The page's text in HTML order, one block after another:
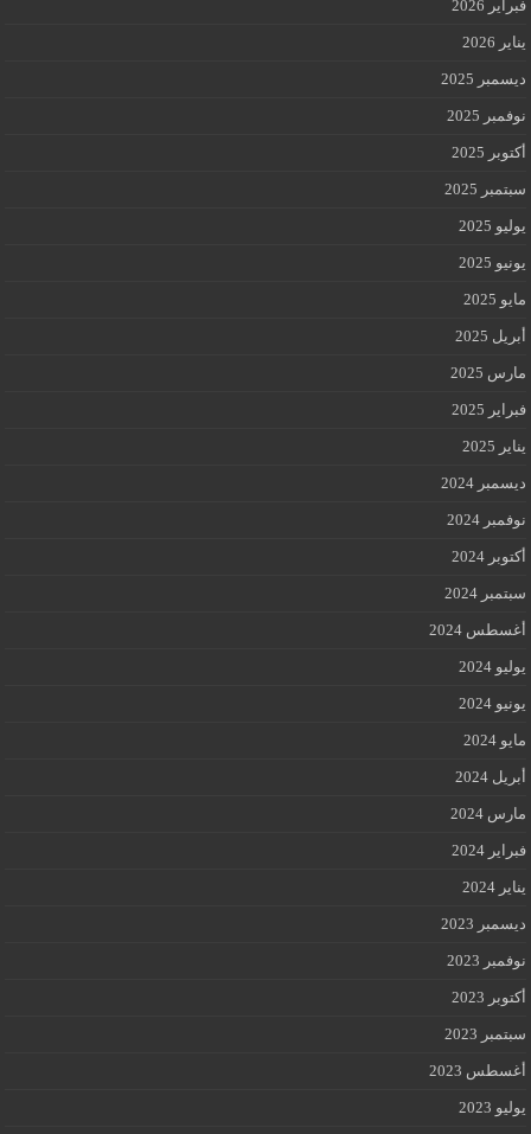
فبراير 2026
يناير 2026
ديسمبر 2025
نوفمبر 2025
أكتوبر 2025
سبتمبر 2025
يوليو 2025
يونيو 2025
مايو 2025
أبريل 2025
مارس 2025
فبراير 2025
يناير 2025
ديسمبر 2024
نوفمبر 2024
أكتوبر 2024
سبتمبر 2024
أغسطس 2024
يوليو 2024
يونيو 2024
مايو 2024
أبريل 2024
مارس 2024
فبراير 2024
يناير 2024
ديسمبر 2023
نوفمبر 2023
أكتوبر 2023
سبتمبر 2023
أغسطس 2023
يوليو 2023